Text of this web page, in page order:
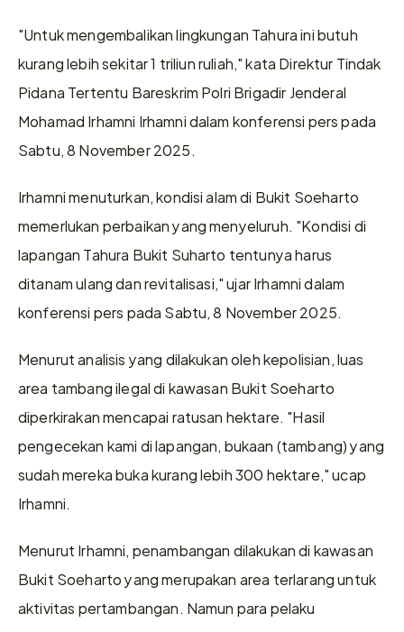
"Untuk mengembalikan lingkungan Tahura ini butuh
kurang lebih sekitar 1 triliun ruliah," kata Direktur Tindak
Pidana Tertentu Bareskrim Polri Brigadir Jenderal
Mohamad Irhamni Irhamni dalam konferensi pers pada
Sabtu, 8 November 2025.
Irhamni menuturkan, kondisi alam di Bukit Soeharto
memerlukan perbaikan yang menyeluruh. "Kondisi di
lapangan Tahura Bukit Suharto tentunya harus
ditanam ulang dan revitalisasi," ujar Irhamni dalam
konferensi pers pada Sabtu, 8 November 2025.
Menurut analisis yang dilakukan oleh kepolisian, luas
area tambang ilegal di kawasan Bukit Soeharto
diperkirakan mencapai ratusan hektare. "Hasil
pengecekan kami di lapangan, bukaan (tambang) yang
sudah mereka buka kurang lebih 300 hektare," ucap
Irhamni.
Menurut Irhamni, penambangan dilakukan di kawasan
Bukit Soeharto yang merupakan area terlarang untuk
aktivitas pertambangan. Namun para pelaku